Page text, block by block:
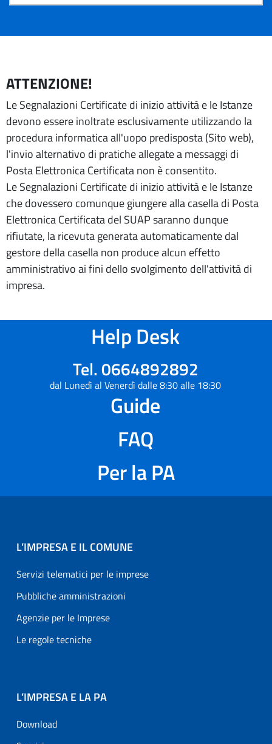
ATTENZIONE!
Le Segnalazioni Certificate di inizio attività e le Istanze
devono essere inoltrate esclusivamente utilizzando la
procedura informatica all'uopo predisposta (Sito web),
l'invio alternativo di pratiche allegate a messaggi di
Posta Elettronica Certificata non è consentito.
Le Segnalazioni Certificate di inizio attività e le Istanze
che dovessero comunque giungere alla casella di Posta
Elettronica Certificata del SUAP saranno dunque
rifiutate, la ricevuta generata automaticamente dal
gestore della casella non produce alcun effetto
amministrativo ai fini dello svolgimento dell'attività di
impresa.
Help Desk
Tel. 0664892892
dal Lunedì al Venerdì dalle 8:30 alle 18:30
Guide
FAQ
Per la PA
L’IMPRESA E IL COMUNE
Servizi telematici per le imprese
Pubbliche amministrazioni
Agenzie per le Imprese
Le regole tecniche
L’IMPRESA E LA PA
Download